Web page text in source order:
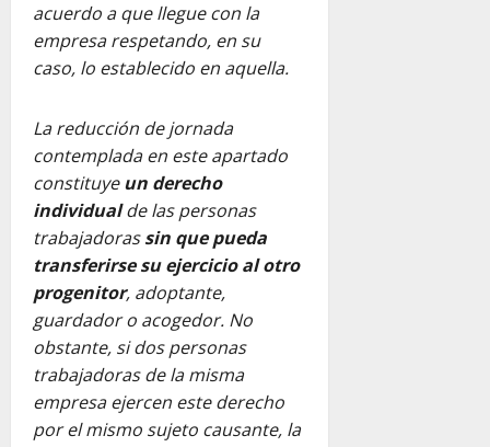
acuerdo a que llegue con la
empresa respetando, en su
caso, lo establecido en aquella.
La reducción de jornada
contemplada en este apartado
constituyeun derecho
individualde las personas
trabajadorassin que pueda
transferirse su ejercicio al otro
progenitor, adoptante,
guardador o acogedor. No
obstante, si dos personas
trabajadoras de la misma
empresa ejercen este derecho
por el mismo sujeto causante, la